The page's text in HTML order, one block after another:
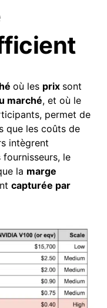
où les prix sont
marché, et où le
permet de
que les coûts de
intègrent
le
la marge
capturée par